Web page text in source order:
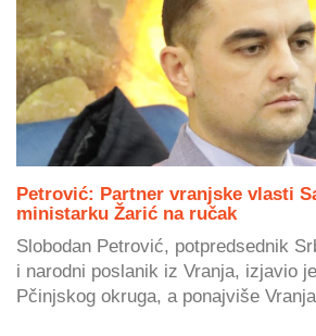
Petrović: Partner vranjske vlasti
ministarku Žarić na ručak
Slobodan Petrović, potpredsednik
i narodni poslanik iz Vranja, izjavio
Pčinjskog okruga, a ponajviše